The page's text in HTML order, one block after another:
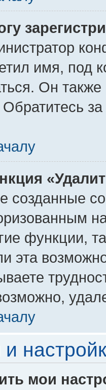
имя, под
Он
Обратитесь
созданные
функции,
эта
мои